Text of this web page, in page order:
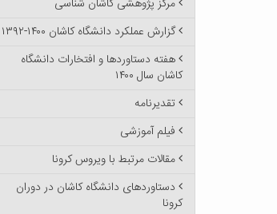
مرکز پژوهشی کاشان شناسی
گزارش عملکرد دانشگاه کاشان ۱۴۰۰-۱۳۹۲
هفته دستاوردها و افتخارات دانشگاه
کاشان سال ۱۴۰۰
تقدیرنامه
فیلم آموزشی
مقالات مرتبط با ویروس کرونا
دستاوردهای دانشگاه کاشان در دوران
کرونا